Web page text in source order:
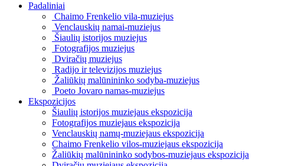
Padaliniai
Chaimo Frenkelio vila-muziejus
Venclauskių namai-muziejus
Šiaulių istorijos muziejus
Fotografijos muziejus
Dviračių muziejus
Radijo ir televizijos muziejus
Žaliūkių malūnininko sodyba-muziejus
Poeto Jovaro namas-muziejus
Ekspozicijos
Šiaulių istorijos muziejaus ekspozicija
Fotografijos muziejaus ekspozicija
Venclauskių namų-muziejaus ekspozicija
Chaimo Frenkelio vilos-muziejaus ekspozicija
Žaliūkių malūnininko sodybos-muziejaus ekspozicija